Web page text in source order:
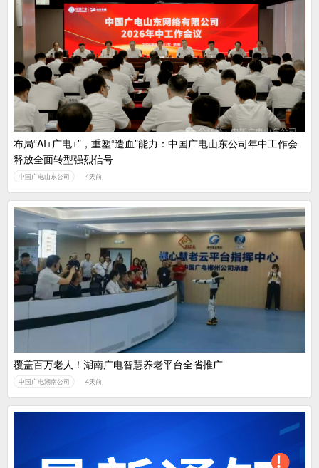
布局“AI+广电+”，重塑“造血”能力：中国广电山东公司年中工作会
释放全面转型强烈信号
中国广电山东公司 4天前
覆盖百万老人！湖南广电智慧养老平台全省推广
中国广电湖南公司 4天前